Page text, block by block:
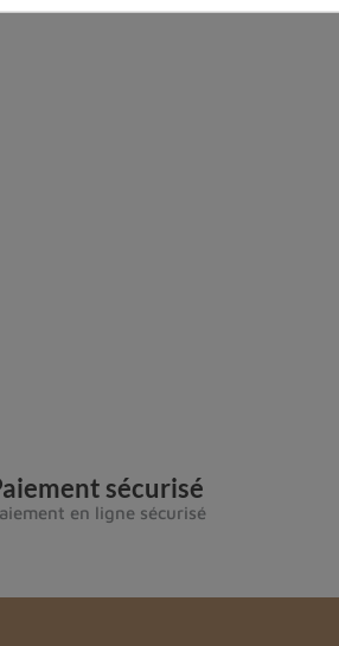
dans les zones
comme lesAztèques
sécurisé
en ligne sécurisé